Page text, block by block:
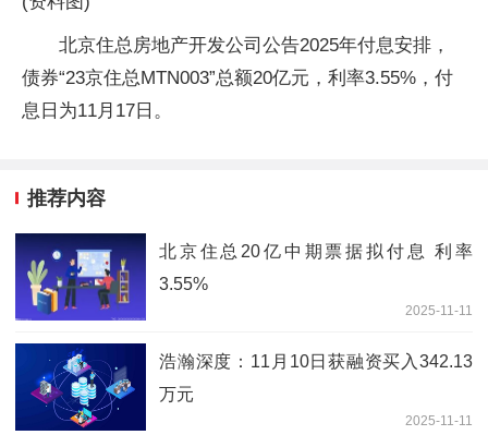
北京住总房地产开发公司公告2025年付息安排，
债券“23京住总MTN003”总额20亿元，利率3.55%，付
息日为11月17日。
推荐内容
北京住总20亿中期票据拟付息 利率
3.55%
2025-11-11
浩瀚深度：11月10日获融资买入342.13
万元
2025-11-11